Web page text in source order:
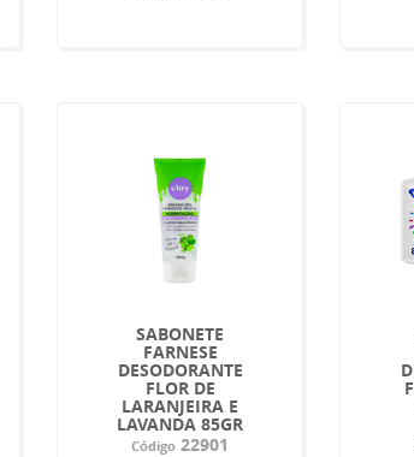
SABONETE
FARNESE
DESODORANTE
FLOR DE
LARANJEIRA E
LAVANDA 85GR
Código 22901